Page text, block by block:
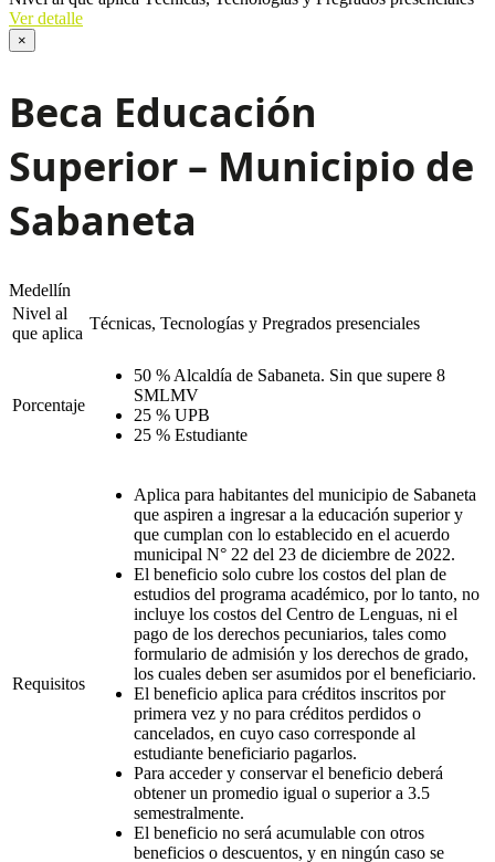
Ver detalle
×
Beca Educación
Superior – Municipio de
Sabaneta
Medellín
Nivel al
que aplica
Técnicas, Tecnologías y Pregrados presenciales
Porcentaje
50 % Alcaldía de Sabaneta. Sin que supere 8
SMLMV
25 % UPB
25 % Estudiante
Requisitos
Aplica para habitantes del municipio de Sabaneta
que aspiren a ingresar a la educación superior y
que cumplan con lo establecido en el acuerdo
municipal N° 22 del 23 de diciembre de 2022.
El beneficio solo cubre los costos del plan de
estudios del programa académico, por lo tanto, no
incluye los costos del Centro de Lenguas, ni el
pago de los derechos pecuniarios, tales como
formulario de admisión y los derechos de grado,
los cuales deben ser asumidos por el beneficiario.
El beneficio aplica para créditos inscritos por
primera vez y no para créditos perdidos o
cancelados, en cuyo caso corresponde al
estudiante beneficiario pagarlos.
Para acceder y conservar el beneficio deberá
obtener un promedio igual o superior a 3.5
semestralmente.
El beneficio no será acumulable con otros
beneficios o descuentos, y en ningún caso se